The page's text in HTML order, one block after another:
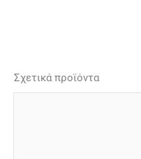
Σχετικά προϊόντα